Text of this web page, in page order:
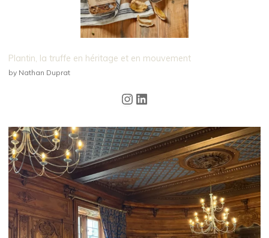
Plantin, la truffe en héritage et en mouvement
by Nathan Duprat
Instagram
LinkedIn